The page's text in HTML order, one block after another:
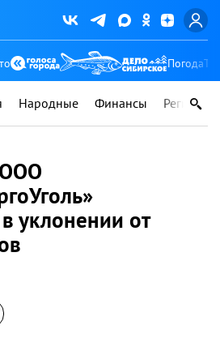
Погода
Народные Финансы Регионы
ООО
уклонении от